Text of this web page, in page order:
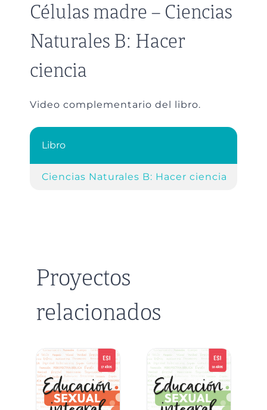
Células madre – Ciencias
Naturales B: Hacer
ciencia
Video complementario del libro.
Libro
Ciencias Naturales B: Hacer ciencia
Proyectos
relacionados